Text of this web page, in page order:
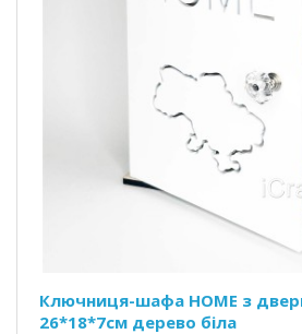
Ключниця-шафа HOME з
26*18*7см дерево біла